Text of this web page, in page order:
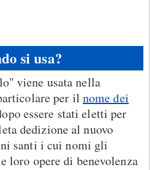
si usa?
viene usata nella
per il nome dei
essere stati eletti per
dedizione al nuovo
santi i cui nomi gli
loro opere di benevolenza